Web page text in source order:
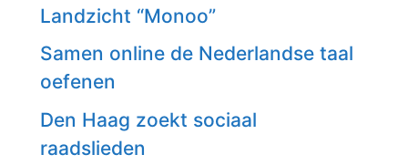
Landzicht “Monoo”
Samen online de Nederlandse taal
oefenen
Den Haag zoekt sociaal
raadslieden